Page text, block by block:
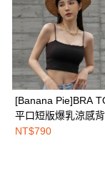
３．未成年的使用者
「AFTEE先享後付」
任。
４．使用「AFTEE先
時審查核予不同之上
請求用戶進行身份認證
５．嚴禁一人註冊多
恩沛科技股份有限公司
海外配送
[Banana Pie]BRA
平口短版爆乳涼感背
心-蘇拉熱黑
NT$790